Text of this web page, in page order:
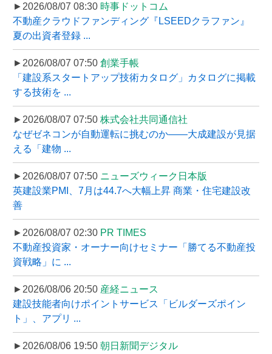
►2026/08/07 08:30 時事ドットコム
不動産クラウドファンディング『LSEEDクラファン』
夏の出資者登録 ...
►2026/08/07 07:50 創業手帳
「建設系スタートアップ技術カタログ」カタログに掲載
する技術を ...
►2026/08/07 07:50 株式会社共同通信社
なぜゼネコンが自動運転に挑むのか――大成建設が見据
える「建物 ...
►2026/08/07 07:50 ニューズウィーク日本版
英建設業PMI、7月は44.7へ大幅上昇 商業・住宅建設改
善
►2026/08/07 02:30 PR TIMES
不動産投資家・オーナー向けセミナー「勝てる不動産投
資戦略」に ...
►2026/08/06 20:50 産経ニュース
建設技能者向けポイントサービス「ビルダーズポイン
ト」、アプリ ...
►2026/08/06 19:50 朝日新聞デジタル